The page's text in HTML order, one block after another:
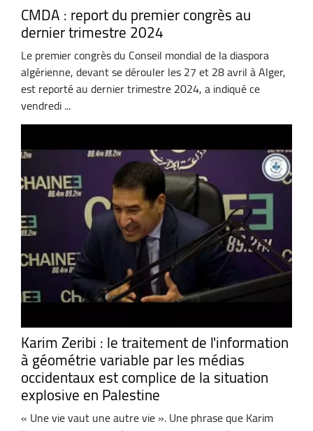
CMDA : report du premier congrès au
dernier trimestre 2024
Le premier congrès du Conseil mondial de la diaspora
algérienne, devant se dérouler les 27 et 28 avril à Alger,
est reporté au dernier trimestre 2024, a indiqué ce
vendredi ...
Karim Zeribi : le traitement de l'information
à géométrie variable par les médias
occidentaux est complice de la situation
explosive en Palestine
« Une vie vaut une autre vie ». Une phrase que Karim